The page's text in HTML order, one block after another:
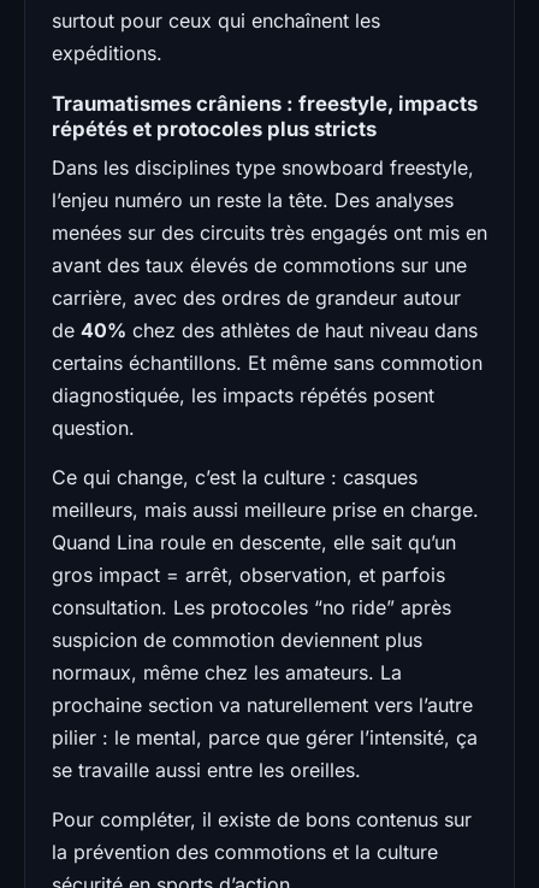
surtout pour ceux qui enchaînent les
expéditions.
Traumatismes crâniens : freestyle, impacts
répétés et protocoles plus stricts
Dans les disciplines type snowboard freestyle,
l’enjeu numéro un reste la tête. Des analyses
menées sur des circuits très engagés ont mis en
avant des taux élevés de commotions sur une
carrière, avec des ordres de grandeur autour
de 40% chez des athlètes de haut niveau dans
certains échantillons. Et même sans commotion
diagnostiquée, les impacts répétés posent
question.
Ce qui change, c’est la culture : casques
meilleurs, mais aussi meilleure prise en charge.
Quand Lina roule en descente, elle sait qu’un
gros impact = arrêt, observation, et parfois
consultation. Les protocoles “no ride” après
suspicion de commotion deviennent plus
normaux, même chez les amateurs. La
prochaine section va naturellement vers l’autre
pilier : le mental, parce que gérer l’intensité, ça
se travaille aussi entre les oreilles.
Pour compléter, il existe de bons contenus sur
la prévention des commotions et la culture